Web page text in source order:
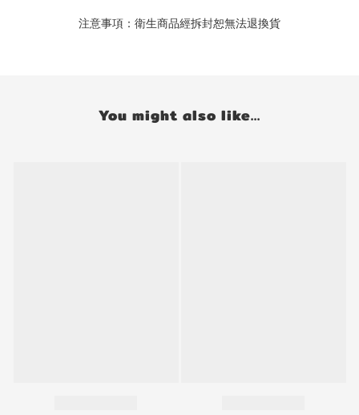
注意事項：衛生商品經拆封恕無法退換貨
You might also like...